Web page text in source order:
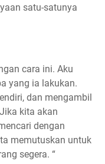
satu-satunya
cara ini. Aku
yang ia lakukan.
dan mengambil
kita akan
dengan
memutuskan untuk
segera. “